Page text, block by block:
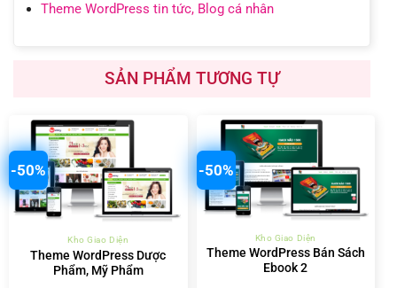
Theme WordPress tin tức, Blog cá nhân
SẢN PHẨM TƯƠNG TỰ
-50%
Kho Giao Diện
Theme WordPress Dược
Phẩm, Mỹ Phẩm
-50%
Kho Giao Diện
Theme WordPress Bán Sách
Ebook 2